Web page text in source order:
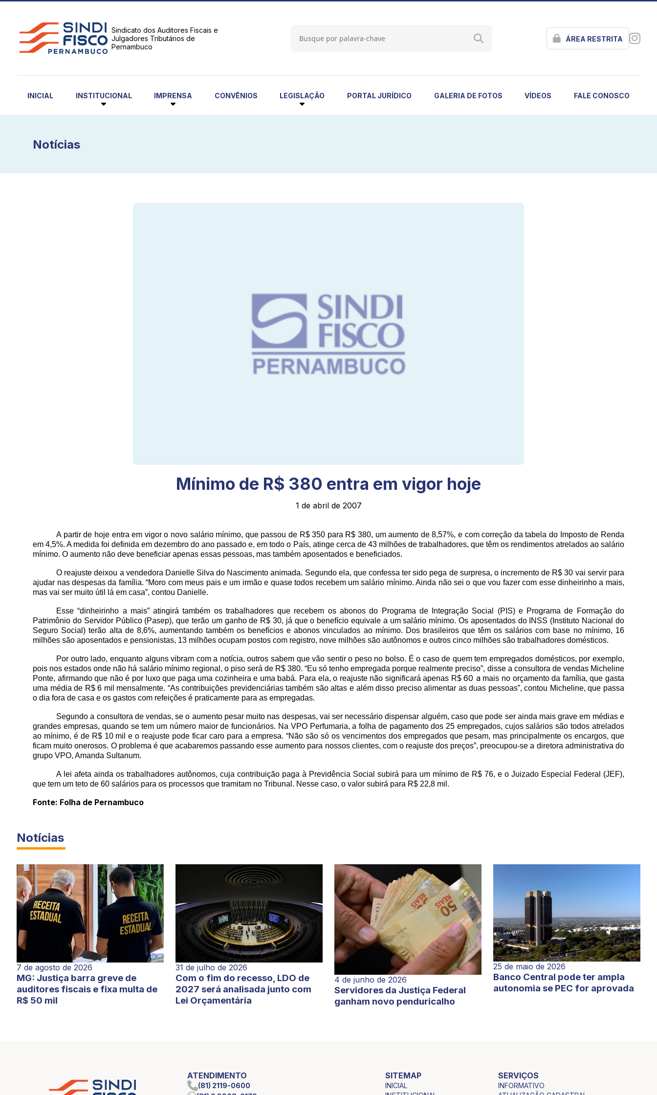
Sindicato dos Auditores Fiscais e
Julgadores Tributários de
Pernambuco
ÁREA RESTRITA
INICIAL INSTITUCIONAL IMPRENSA CONVÊNIOS LEGISLAÇÃO PORTAL JURÍDICO GALERIA DE FOTOS VÍDEOS FALE CONOSCO
Notícias
Mínimo de R$ 380 entra em vigor hoje
1 de abril de 2007
A partir de hoje entra em vigor o novo salário mínimo, que passou de R$ 350 para R$ 380, um aumento de 8,57%, e com correção da tabela do Imposto de Renda
em 4,5%. A medida foi definida em dezembro do ano passado e, em todo o País, atinge cerca de 43 milhões de trabalhadores, que têm os rendimentos atrelados ao salário
mínimo. O aumento não deve beneficiar apenas essas pessoas, mas também aposentados e beneficiados.
O reajuste deixou a vendedora Danielle Silva do Nascimento animada. Segundo ela, que confessa ter sido pega de surpresa, o incremento de R$ 30 vai servir para
ajudar nas despesas da família. “Moro com meus pais e um irmão e quase todos recebem um salário mínimo. Ainda não sei o que vou fazer com esse dinheirinho a mais,
mas vai ser muito útil lá em casa”, contou Danielle.
Esse “dinheirinho a mais” atingirá também os trabalhadores que recebem os abonos do Programa de Integração Social (PIS) e Programa de Formação do
Patrimônio do Servidor Público (Pasep), que terão um ganho de R$ 30, já que o benefício equivale a um salário mínimo. Os aposentados do INSS (Instituto Nacional do
Seguro Social) terão alta de 8,6%, aumentando também os benefícios e abonos vinculados ao mínimo. Dos brasileiros que têm os salários com base no mínimo, 16
milhões são aposentados e pensionistas, 13 milhões ocupam postos com registro, nove milhões são autônomos e outros cinco milhões são trabalhadores domésticos.
Por outro lado, enquanto alguns vibram com a notícia, outros sabem que vão sentir o peso no bolso. É o caso de quem tem empregados domésticos, por exemplo,
pois nos estados onde não há salário mínimo regional, o piso será de R$ 380. “Eu só tenho empregada porque realmente preciso”, disse a consultora de vendas Micheline
Ponte, afirmando que não é por luxo que paga uma cozinheira e uma babá. Para ela, o reajuste não significará apenas R$60 amais no orçamento da família, que gasta
uma média de R$ 6 mil mensalmente. “As contribuições previdenciárias também são altas e além disso preciso alimentar as duas pessoas”, contou Micheline, que passa
o dia fora de casa e os gastos com refeições é praticamente para as empregadas.
Segundo a consultora de vendas, se o aumento pesar muito nas despesas, vai ser necessário dispensar alguém, caso que pode ser ainda mais grave em médias e
grandes empresas, quando se tem um número maior de funcionários. Na VPO Perfumaria, a folha de pagamento dos 25 empregados, cujos salários são todos atrelados
ao mínimo, é de R$ 10 mil e o reajuste pode ficar caro para a empresa. “Não são só os vencimentos dos empregados que pesam, mas principalmente os encargos, que
ficam muito onerosos. O problema é que acabaremos passando esse aumento para nossos clientes, com o reajuste dos preços”, preocupou-se a diretora administrativa do
grupo VPO, Amanda Sultanum.
A lei afeta ainda os trabalhadores autônomos, cuja contribuição paga à Previdência Social subirá para um mínimo de R$ 76, e o Juizado Especial Federal (JEF),
que tem um teto de 60 salários para os processos que tramitam no Tribunal. Nesse caso, o valor subirá para R$ 22,8 mil.
Fonte: Folha de Pernambuco
Notícias
7 de agosto de 2026
MG: Justiça barra greve de
auditores fiscais e fixa multa de
R$ 50 mil
31 de julho de 2026
Com o fim do recesso, LDO de
2027 será analisada junto com
Lei Orçamentária
4 de junho de 2026
Servidores da Justiça Federal
ganham novo penduricalho
25 de maio de 2026
Banco Central pode ter ampla
autonomia se PEC for aprovada
ATENDIMENTO
(81) 2119-0600
SITEMAP
INICIAL
SERVIÇOS
INFORMATIVO